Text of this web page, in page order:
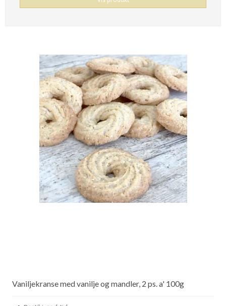
Vaniljekranse med vanilje og mandler, 2 ps. a' 100g